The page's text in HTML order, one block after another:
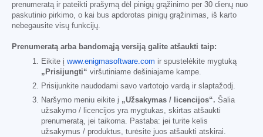
prenumeratą ir pateikti prašymą dėl pinigų grąžinimo per 30 dienų nuo
paskutinio pirkimo, o kai bus apdorotas pinigų grąžinimas, iš karto
nebegausite visų funkcijų.
Prenumeratą arba bandomąją versiją galite atšaukti taip:
Eikite į www.enigmasoftware.com ir spustelėkite mygtuką
„Prisijungti“ viršutiniame dešiniajame kampe.
Prisijunkite naudodami savo vartotojo vardą ir slaptažodį.
Naršymo meniu eikite į „Užsakymas / licencijos“. Šalia
užsakymo / licencijos yra mygtukas, skirtas atšaukti
prenumeratą, jei taikoma. Pastaba: jei turite kelis
užsakymus / produktus, turėsite juos atšaukti atskirai.